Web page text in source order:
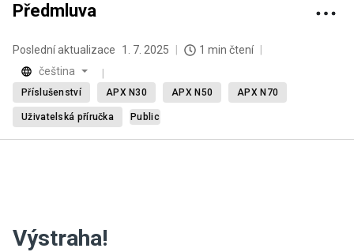
Předmluva
Poslední aktualizace 1. 7. 2025
1 min čtení
čeština
Příslušenství APX N30 APX N50 APX N70
Uživatelská příručka Public
Výstraha!